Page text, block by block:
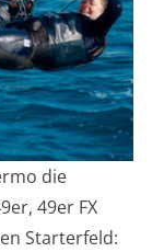
die
49er FX
Starterfeld: